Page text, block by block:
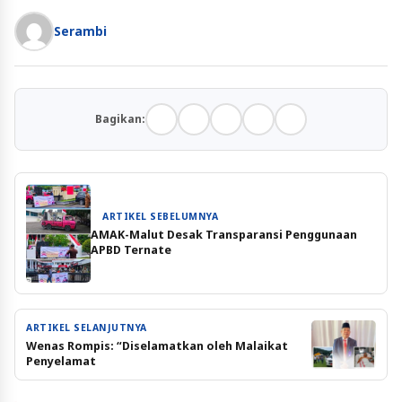
Serambi
Bagikan:
ARTIKEL SEBELUMNYA
AMAK-Malut Desak Transparansi Penggunaan
APBD Ternate
ARTIKEL SELANJUTNYA
Wenas Rompis: “Diselamatkan oleh Malaikat
Penyelamat